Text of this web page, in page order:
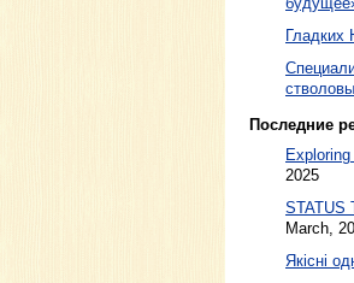
Гладких
Последние
2025
STATUS
March,
Якісні